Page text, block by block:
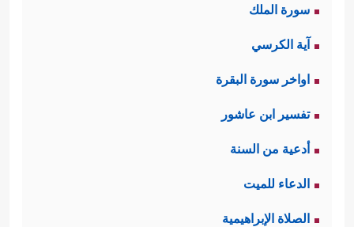
وَمَا مِنۡ حِسَابِكَ عَلَیۡهِم مِّن شَیۡءࣲ﴾
ٱلَّذِینَ یَتَّقُونَ مِنۡ حِسَابِهِم مِّن شَیۡءࣲ وَلَـٰكِن ذِكۡرَىٰ
،
كَسَبَتۡ﴾
سورة الملك
آية الكرسي
اواخر سورة البقرة
تفسير ابن عاشور
أدعية من السنة
الدعاء للميت
الصلاة الإبراهيمية